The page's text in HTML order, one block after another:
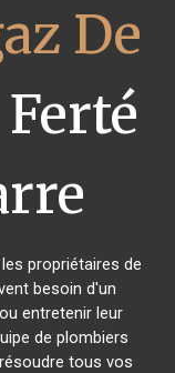
De
les propriétaires de
besoin d'un
entretenir leur
de plombiers
tous vos